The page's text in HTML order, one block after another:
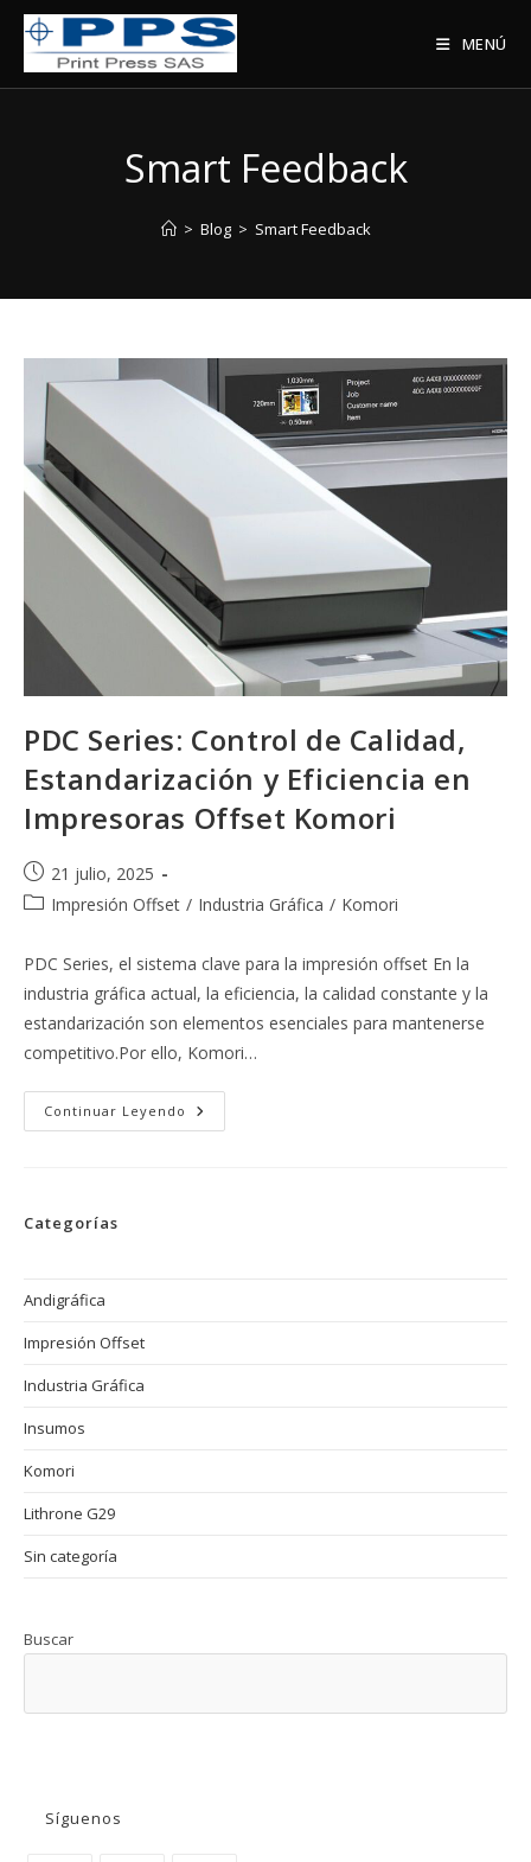
Saltar
contenido
MENÚ
Smart Feedback
> Blog > Smart Feedback
PDC Series: Control de Calidad,
Estandarización y Eficiencia en
Impresoras Offset Komori
Publicación
de
21 julio, 2025
Categoría
la
Impresión Offset / Industria Gráfica / Komori
PDC Series, el sistema clave para la impresión offset En la
industria gráfica actual, la eficiencia, la calidad constante y la
estandarización son elementos esenciales para mantenerse
competitivo.Por ello, Komori…
Continuar Leyendo PDC
Series:
Categorías
Andigráfica
Impresión Offset
Industria Gráfica
Insumos
Komori
Lithrone G29
Sin categoría
Buscar
Síguenos